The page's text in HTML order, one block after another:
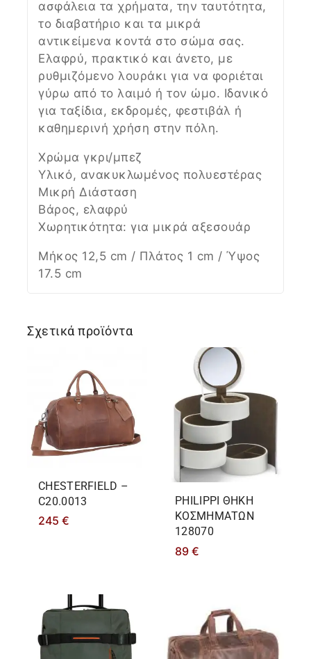
ασφάλεια τα χρήματα, την ταυτότητα,
το διαβατήριο και τα μικρά
αντικείμενα κοντά στο σώμα σας.
Ελαφρύ, πρακτικό και άνετο, με
ρυθμιζόμενο λουράκι για να φοριέται
γύρω από το λαιμό ή τον ώμο. Ιδανικό
για ταξίδια, εκδρομές, φεστιβάλ ή
καθημερινή χρήση στην πόλη.
Χρώμα γκρι/μπεζ
Υλικό, ανακυκλωμένος πολυεστέρας
Μικρή Διάσταση
Βάρος, ελαφρύ
Χωρητικότητα: για μικρά αξεσουάρ
Μήκος 12,5 cm / Πλάτος 1 cm / Ύψος
17.5 cm
Σχετικά προϊόντα
CHESTERFIELD –
C20.0013
245 €
PHILIPPΙ ΘΗΚΗ
ΚΟΣΜΗΜΑΤΩΝ
128070
89 €